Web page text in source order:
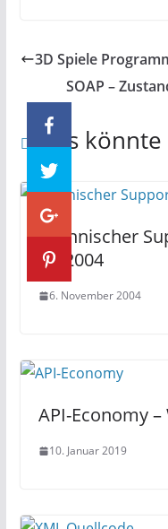
3D Spiele
SOAP –
Das
Technischer
11/2004
6. November 2004
API-Economy
10. Januar 2019